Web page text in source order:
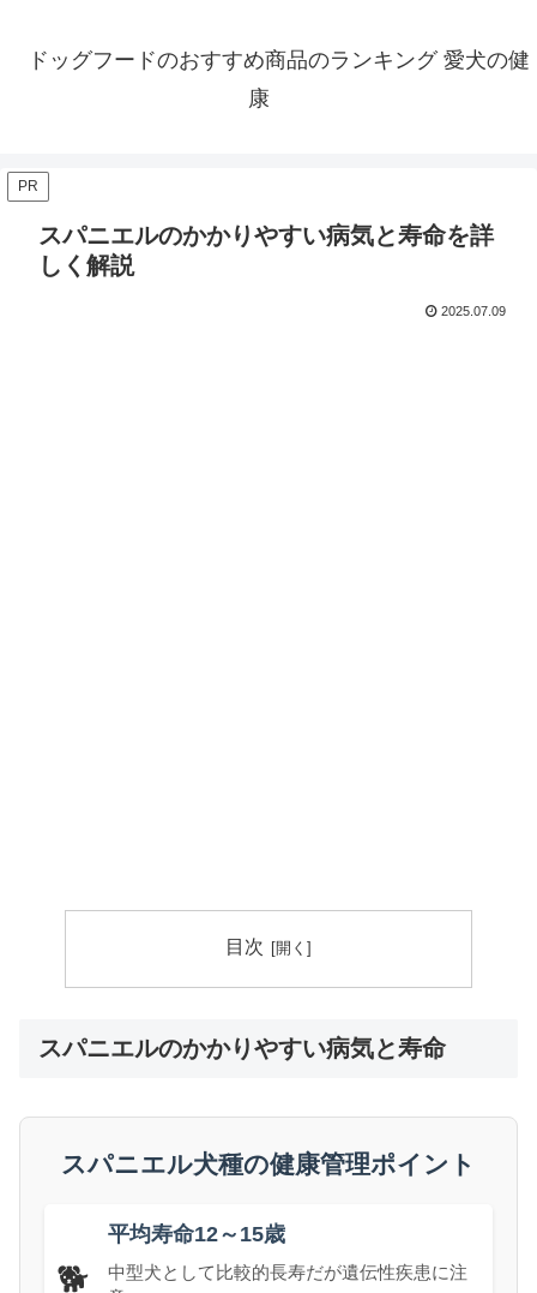
ドッグフードのおすすめ商品のランキング 愛犬の健
康
PR
スパニエルのかかりやすい病気と寿命を詳
しく解説
2025.07.09
目次
スパニエルのかかりやすい病気と寿命
スパニエル犬種の健康管理ポイント
🐕
平均寿命12～15歳
中型犬として比較的長寿だが遺伝性疾患に注